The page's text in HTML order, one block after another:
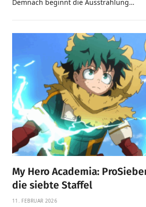
Demnach beginnt die Ausstrahlung…
My Hero Academia:
die siebte Staffel
11. FEBRUAR 2026